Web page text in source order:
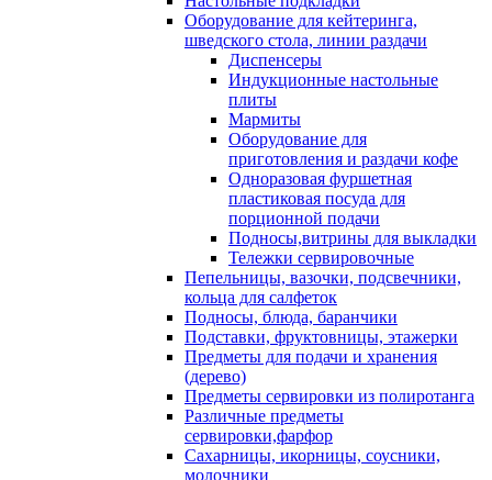
Оборудование для кейтеринга,
шведского стола, линии раздачи
Диспенсеры
Индукционные настольные
плиты
Мармиты
Оборудование для
приготовления и раздачи кофе
Одноразовая фуршетная
пластиковая посуда для
порционной подачи
Подносы,витрины для выкладки
Тележки сервировочные
Пепельницы, вазочки, подсвечники,
кольца для салфеток
Подносы, блюда, баранчики
Подставки, фруктовницы, этажерки
Предметы для подачи и хранения
(дерево)
Предметы сервировки из полиротанга
Различные предметы
сервировки,фарфор
Сахарницы, икорницы, соусники,
молочники